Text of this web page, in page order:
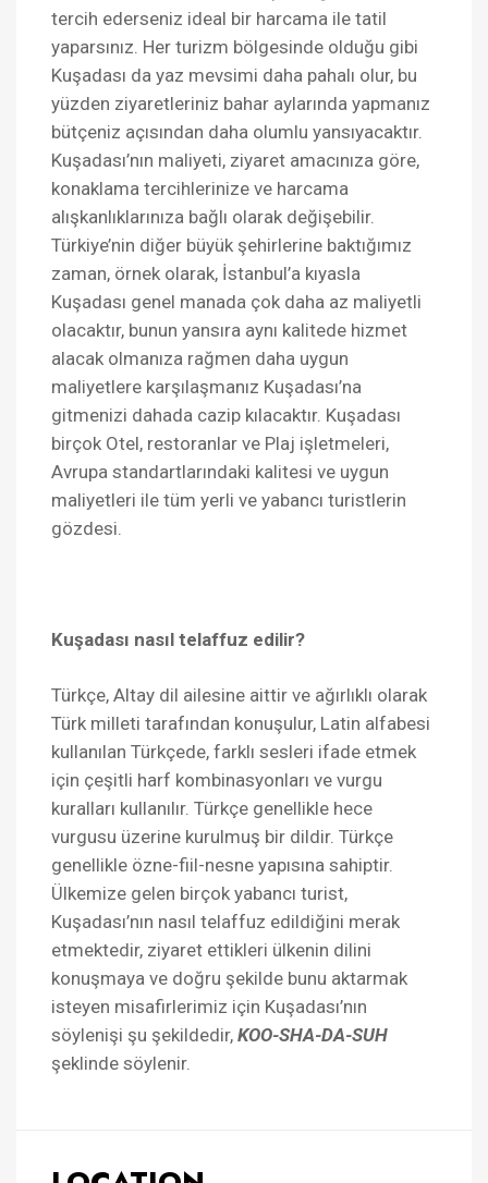
tercih ederseniz ideal bir harcama ile tatil
yaparsınız. Her turizm bölgesinde olduğu gibi
Kuşadası da yaz mevsimi daha pahalı olur, bu
yüzden ziyaretleriniz bahar aylarında yapmanız
bütçeniz açısından daha olumlu yansıyacaktır.
Kuşadası’nın maliyeti, ziyaret amacınıza göre,
konaklama tercihlerinize ve harcama
alışkanlıklarınıza bağlı olarak değişebilir.
Türkiye’nin diğer büyük şehirlerine baktığımız
zaman, örnek olarak, İstanbul’a kıyasla
Kuşadası genel manada çok daha az maliyetli
olacaktır, bunun yansıra aynı kalitede hizmet
alacak olmanıza rağmen daha uygun
maliyetlere karşılaşmanız Kuşadası’na
gitmenizi dahada cazip kılacaktır. Kuşadası
birçok Otel, restoranlar ve Plaj işletmeleri,
Avrupa standartlarındaki kalitesi ve uygun
maliyetleri ile tüm yerli ve yabancı turistlerin
gözdesi.
Kuşadası nasıl telaffuz edilir?
Türkçe, Altay dil ailesine aittir ve ağırlıklı olarak
Türk milleti tarafından konuşulur, Latin alfabesi
kullanılan Türkçede, farklı sesleri ifade etmek
için çeşitli harf kombinasyonları ve vurgu
kuralları kullanılır. Türkçe genellikle hece
vurgusu üzerine kurulmuş bir dildir. Türkçe
genellikle özne-fiil-nesne yapısına sahiptir.
Ülkemize gelen birçok yabancı turist,
Kuşadası’nın nasıl telaffuz edildiğini merak
etmektedir, ziyaret ettikleri ülkenin dilini
konuşmaya ve doğru şekilde bunu aktarmak
isteyen misafirlerimiz için Kuşadası’nın
söylenişi şu şekildedir, KOO-SHA-DA-SUH
şeklinde söylenir.